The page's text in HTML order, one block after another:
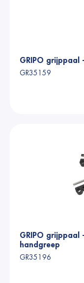
GRIPO grijppaal
GR35159
GRIPO grijppaal
handgreep
GR35196